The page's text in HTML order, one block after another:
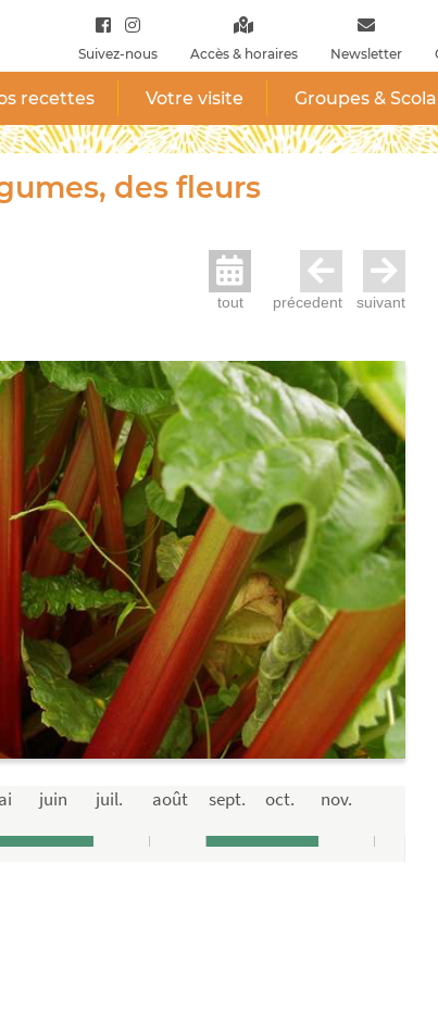
Suivez-nous Accès & horaires Newsletter
recettes Votre visite Groupes &
des fleurs
tout précedent suivant
juin juil. août sept. oct. nov.